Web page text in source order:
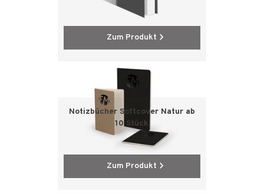
Zum Produkt
Notizbücher Softcover Natur ab
10 Stück
Zum Produkt